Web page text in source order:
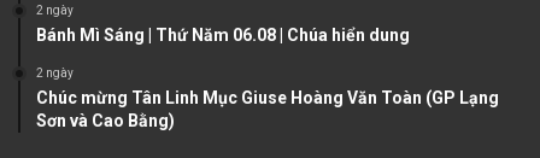
2 ngày
Bánh Mì Sáng | Thứ Năm 06.08 | Chúa hiển dung
2 ngày
Chúc mừng Tân Linh Mục Giuse Hoàng Văn Toàn (GP Lạng
Sơn và Cao Bằng)